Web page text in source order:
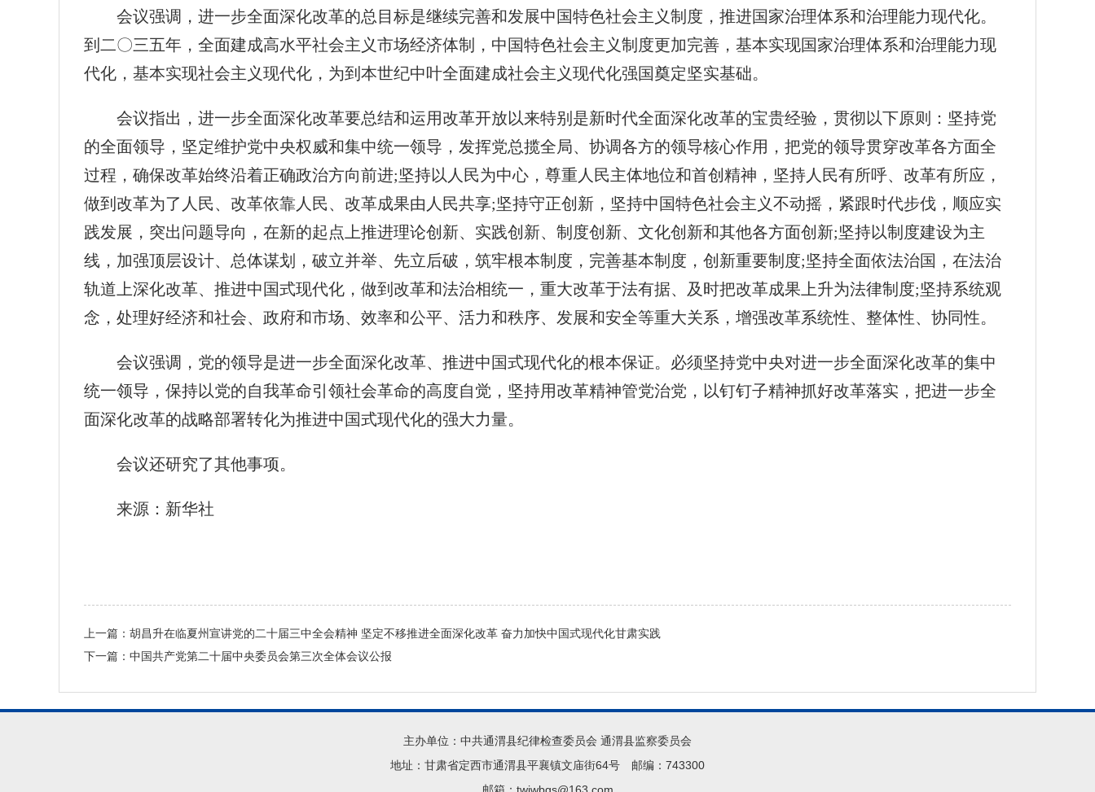
会议强调，进一步全面深化改革的总目标是继续完善和发展中国特色社会主义制度，推进国家治理体系和治理能力现代化。
到二〇三五年，全面建成高水平社会主义市场经济体制，中国特色社会主义制度更加完善，基本实现国家治理体系和治理能力现
代化，基本实现社会主义现代化，为到本世纪中叶全面建成社会主义现代化强国奠定坚实基础。
会议指出，进一步全面深化改革要总结和运用改革开放以来特别是新时代全面深化改革的宝贵经验，贯彻以下原则：坚持党
的全面领导，坚定维护党中央权威和集中统一领导，发挥党总揽全局、协调各方的领导核心作用，把党的领导贯穿改革各方面全
过程，确保改革始终沿着正确政治方向前进;坚持以人民为中心，尊重人民主体地位和首创精神，坚持人民有所呼、改革有所应，
做到改革为了人民、改革依靠人民、改革成果由人民共享;坚持守正创新，坚持中国特色社会主义不动摇，紧跟时代步伐，顺应实
践发展，突出问题导向，在新的起点上推进理论创新、实践创新、制度创新、文化创新和其他各方面创新;坚持以制度建设为主
线，加强顶层设计、总体谋划，破立并举、先立后破，筑牢根本制度，完善基本制度，创新重要制度;坚持全面依法治国，在法治
轨道上深化改革、推进中国式现代化，做到改革和法治相统一，重大改革于法有据、及时把改革成果上升为法律制度;坚持系统观
念，处理好经济和社会、政府和市场、效率和公平、活力和秩序、发展和安全等重大关系，增强改革系统性、整体性、协同性。
会议强调，党的领导是进一步全面深化改革、推进中国式现代化的根本保证。必须坚持党中央对进一步全面深化改革的集中
统一领导，保持以党的自我革命引领社会革命的高度自觉，坚持用改革精神管党治党，以钉钉子精神抓好改革落实，把进一步全
面深化改革的战略部署转化为推进中国式现代化的强大力量。
会议还研究了其他事项。
来源：新华社
上一篇： 胡昌升在临夏州宣讲党的二十届三中全会精神 坚定不移推进全面深化改革 奋力加快中国式现代化甘肃实践
下一篇： 中国共产党第二十届中央委员会第三次全体会议公报
主办单位：中共通渭县纪律检查委员会 通渭县监察委员会
地址：甘肃省定西市通渭县平襄镇文庙街64号 邮编：743300
邮箱：twjwbgs@163.com